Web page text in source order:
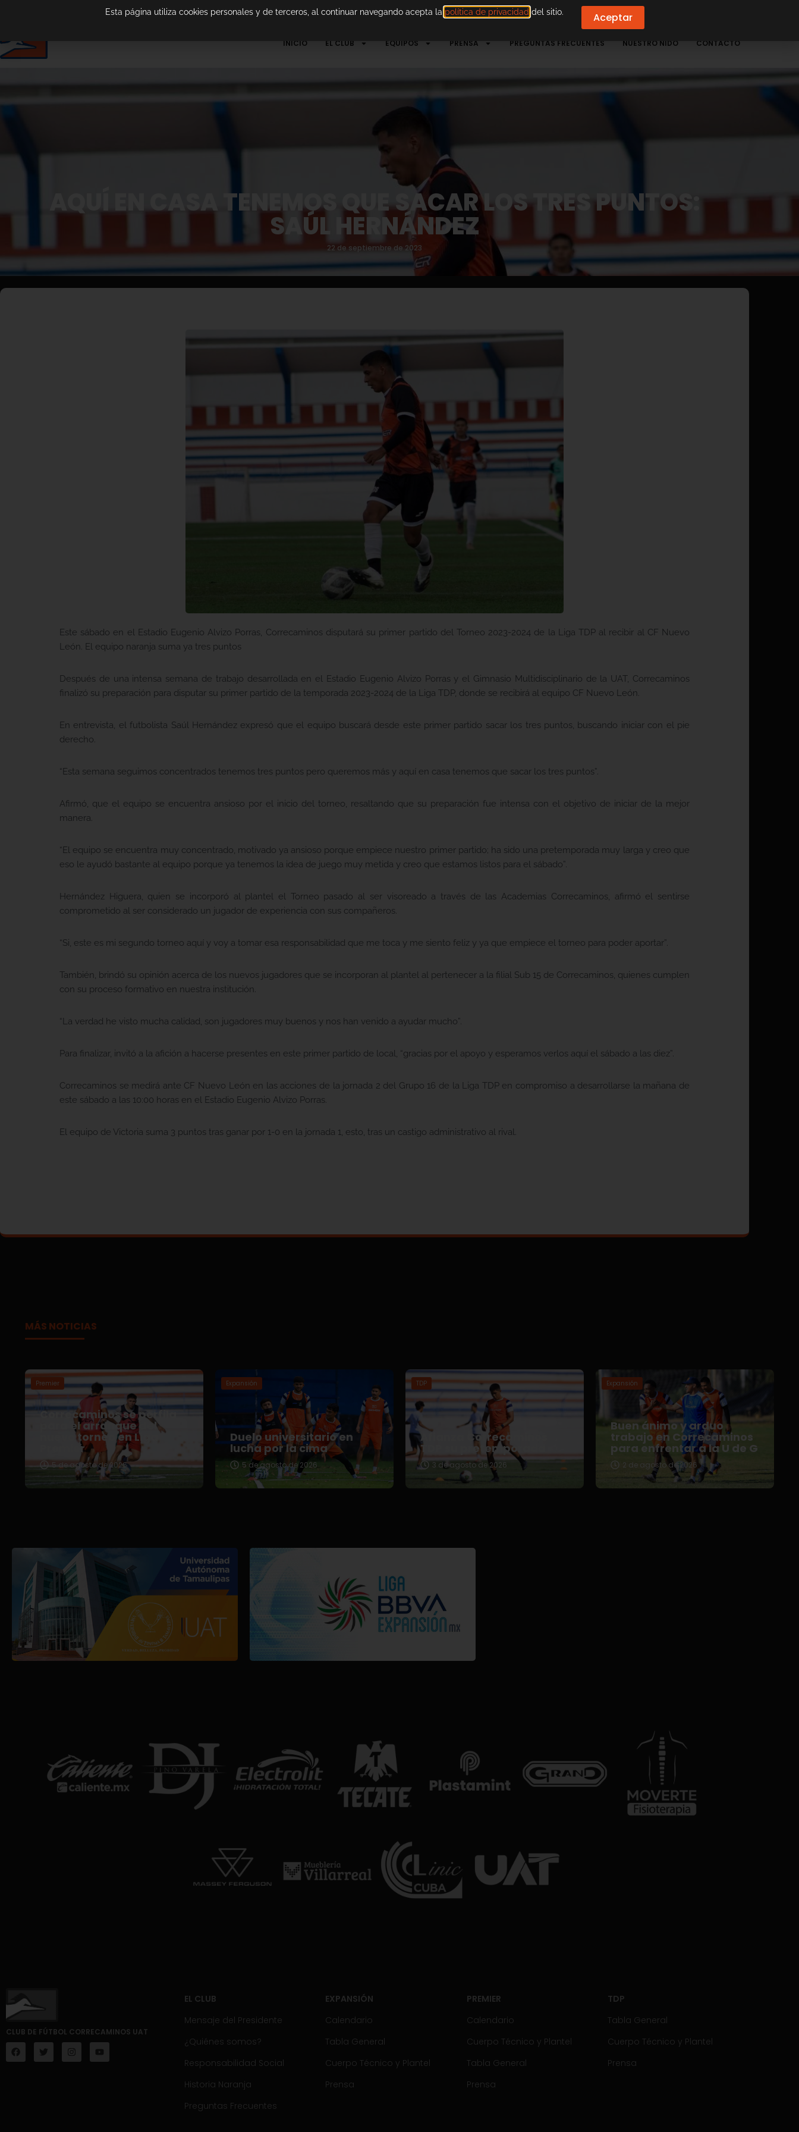
INICIO EL CLUB EQUIPOS PRENSA PREGUNTAS FRECUENTES NUESTRO NIDO CONTACTO
AQUÍ EN CASA TENEMOS QUE SACAR LOS TRES PUNTOS:
SAÚL HERNÁNDEZ
22 de septiembre de 2023
Este sábado en el Estadio Eugenio Alvizo Porras, Correcaminos disputará su primer partido del Torneo 2023-2024 de la Liga TDP al recibir al CF Nuevo
León. El equipo naranja suma ya tres puntos
Después de una intensa semana de trabajo desarrollada en el Estadio Eugenio Alvizo Porras y el Gimnasio Multidisciplinario de la UAT, Correcaminos
finalizó su preparación para disputar su primer partido de la temporada 2023-2024 de la Liga TDP, donde se recibirá al equipo CF Nuevo León.
En entrevista, el futbolista Saúl Hernández expresó que el equipo buscará desde este primer partido sacar los tres puntos, buscando iniciar con el pie
derecho.
“Esta semana seguimos concentrados tenemos tres puntos pero queremos más y aquí en casa tenemos que sacar los tres puntos”.
Afirmó, que el equipo se encuentra ansioso por el inicio del torneo, resaltando que su preparación fue intensa con el objetivo de iniciar de la mejor
manera.
“El equipo se encuentra muy concentrado, motivado ya ansioso porque empiece nuestro primer partido; ha sido una pretemporada muy larga y creo que
eso le ayudó bastante al equipo porque ya tenemos la idea de juego muy metida y creo que estamos listos para el sábado”.
Hernández Higuera, quien se incorporó al plantel el Torneo pasado al ser visoreado a través de las Academias Correcaminos, afirmó el sentirse
comprometido al ser considerado un jugador de experiencia con sus compañeros.
“Si, este es mi segundo torneo aquí y voy a tomar esa responsabilidad que me toca y me siento feliz y ya que empiece el torneo para poder aportar”.
También, brindó su opinión acerca de los nuevos jugadores que se incorporan al plantel al pertenecer a la filial Sub 15 de Correcaminos, quienes cumplen
con su proceso formativo en nuestra institución.
“La verdad he visto mucha calidad, son jugadores muy buenos y nos han venido a ayudar mucho”.
Para finalizar, invitó a la afición a hacerse presentes en este primer partido de local, “gracias por el apoyo y esperamos verlos aquí el sábado a las diez”.
Correcaminos se medirá ante CF Nuevo León en las acciones de la jornada 2 del Grupo 16 de la Liga TDP en compromiso a desarrollarse la mañana de
este sábado a las 10:00 horas en el Estadio Eugenio Alvizo Porras.
El equipo de Victoria suma 3 puntos tras ganar por 1-0 en la jornada 1, esto, tras un castigo administrativo al rival.
MÁS NOTICIAS
Premier
Correcaminos se perfila
para el arranque del
nuevo torneo en Liga
Premier
5 de agosto de 2026
Expansión
Duelo universitario en
lucha por la cima
5 de agosto de 2026
TDP
Afianza Correcaminos
TDP su pretemporada
3 de agosto de 2026
Expansión
Buen ánimo y arduo
trabajo en Correcaminos
para enfrentar a la U de G
2 de agosto de 2026
CLUB DE FÚTBOL CORRECAMINOS UAT
EL CLUB
Mensaje del Presidente
¿Quiénes somos?
Responsabilidad Social
Historia Naranja
Preguntas Frecuentes
EXPANSIÓN
Calendario
Tabla General
Cuerpo Técnico y Plantel
Prensa
PREMIER
Calendario
Cuerpo Técnico y Plantel
Tabla General
Prensa
TDP
Tabla General
Cuerpo Técnico y Plantel
Prensa
Esta página utiliza cookies personales y de terceros, al continuar navegando acepta la política de privacidad del sitio. Aceptar